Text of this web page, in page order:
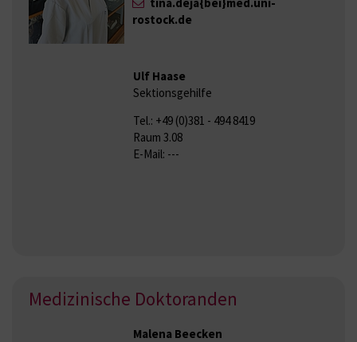
rostock.de
Ulf Haase
Sektionsgehilfe
Tel.: +49 (0)381 - 494 8419
Raum 3.08
E-Mail: ---
Medizinische Doktoranden
Malena Beecken